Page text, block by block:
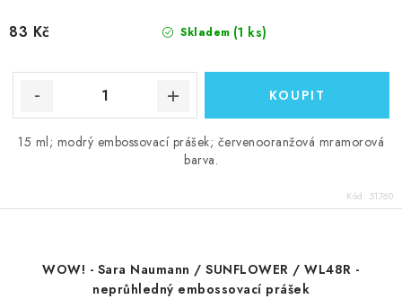
Skladem (1 ks)
83 Kč
15 ml; modrý embossovací prášek; červenooranžová mramorová
barva.
Kód: 51760
WOW! - Sara Naumann / SUNFLOWER / WL48R -
neprůhledný embossovací prášek